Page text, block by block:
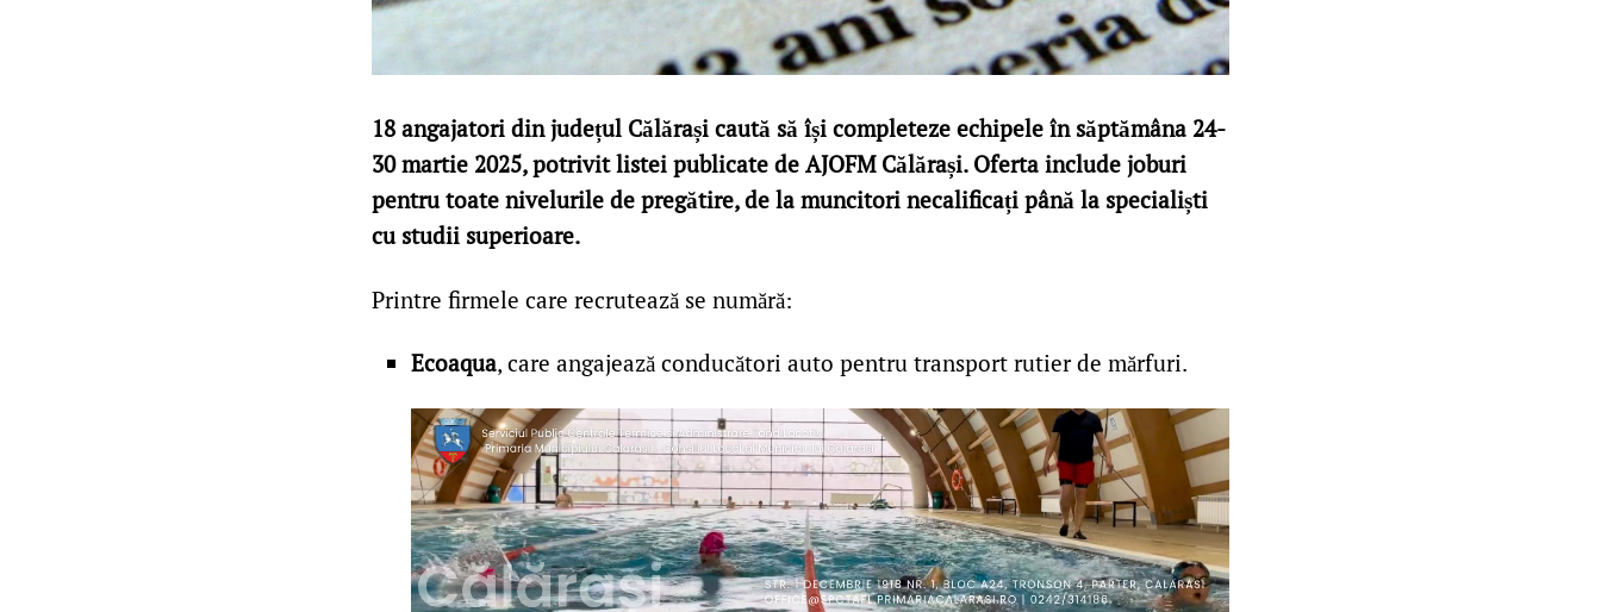
18 angajatori din județul Călărași caută să își completeze echipele în săptămâna 24-
30 martie 2025, potrivit listei publicate de AJOFM Călărași. Oferta include joburi
pentru toate nivelurile de pregătire, de la muncitori necalificați până la specialiști
cu studii superioare.
Printre firmele care recrutează se numără:
Ecoaqua, care angajează conducători auto pentru transport rutier de mărfuri.